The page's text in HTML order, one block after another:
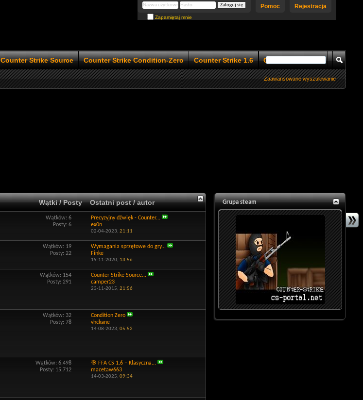
Rejestracja
Pomoc
Zapamiętaj mnie
Counter Strike Source Counter Strike Condition-Zero Counter Strike 1.6 Counter Strike 1.5
Zaawansowane wyszukiwanie
Wątki / Posty Ostatni post / autor
Wątków: 6
Posty: 6
Precyzyjny dźwięk - Counter...
ex0n
02-04-2023, 21:11
Wątków: 19
Posty: 22
Wymagania sprzętowe do gry...
Finke
19-11-2020, 13:56
Wątków: 154
Posty: 291
Counter Strike Source...
camper23
23-11-2015, 21:56
Wątków: 32
Posty: 78
Condition Zero
vhckane
14-08-2023, 05:52
Wątków: 6,498
Posty: 15,712
🎯 FFA CS 1.6 – Klasyczna...
macetaw663
14-03-2025, 09:34
Grupa steam